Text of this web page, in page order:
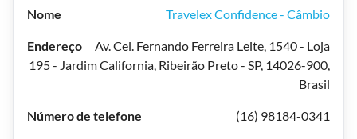
Travelex Confidence - Câmbio
Av. Cel. Fernando Ferreira Leite, 1540 - Loja
195 - Jardim California, Ribeirão Preto - SP, 14026-900,
Brasil
(16) 98184-0341